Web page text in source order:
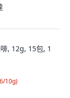
, 12g, 15包, 1
10g)